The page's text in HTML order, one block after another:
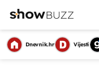
Dnevnik.hr Vijesti